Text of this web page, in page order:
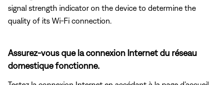
signal strength indicator on the device to determine the
quality of its Wi-Fi connection.
Assurez-vous que la connexion Internet du réseau
domestique fonctionne.